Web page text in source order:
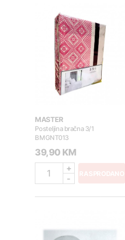
MASTER
Posteljina bračna 3/1
BMGNT013
39,90 KM
1
+
-
RASPRODANO